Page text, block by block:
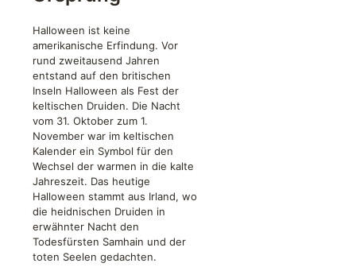
Halloween ist keine
amerikanische Erfindung. Vor
rund zweitausend Jahren
entstand auf den britischen
Inseln Halloween als Fest der
keltischen Druiden. Die Nacht
vom 31. Oktober zum 1.
November war im keltischen
Kalender ein Symbol für den
Wechsel der warmen in die kalte
Jahreszeit. Das heutige
Halloween stammt aus Irland, wo
die heidnischen Druiden in
erwähnter Nacht den
Todesfürsten Samhain und der
toten Seelen gedachten.